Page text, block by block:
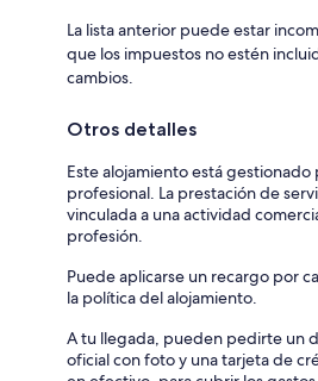
La lista anterior puede estar
que los impuestos no estén
cambios.
Otros detalles
Este alojamiento está
profesional. La prestación de
vinculada a una actividad
profesión.
Puede aplicarse un recargo por
la política del alojamiento.
A tu llegada, pueden pedirte un
oficial con foto y una tarjeta de